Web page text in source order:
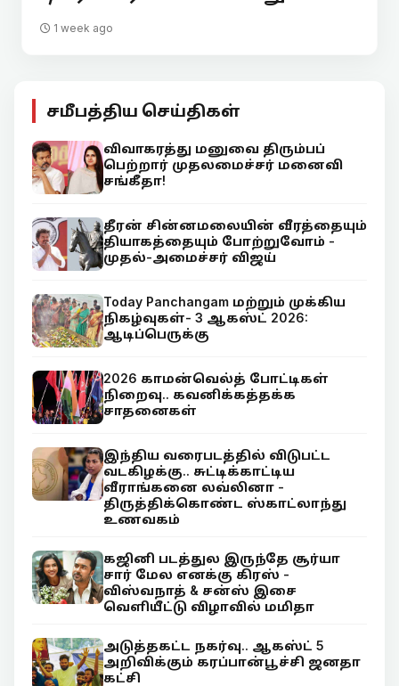
1 week ago
சமீபத்திய செய்திகள்
விவாகரத்து மனுவை திரும்பப்
பெற்றார் முதலமைச்சர் மனைவி
சங்கீதா!
தீரன் சின்னமலையின் வீரத்தையும்
தியாகத்தையும் போற்றுவோம் -
முதல்-அமைச்சர் விஜய்
Today Panchangam மற்றும் முக்கிய
நிகழ்வுகள்- 3 ஆகஸ்ட் 2026:
ஆடிப்பெருக்கு
2026 காமன்வெல்த் போட்டிகள்
நிறைவு.. கவனிக்கத்தக்க
சாதனைகள்
இந்திய வரைபடத்தில் விடுபட்ட
வடகிழக்கு.. சுட்டிக்காட்டிய
வீராங்கனை லவ்லினா -
திருத்திக்கொண்ட ஸ்காட்லாந்து
உணவகம்
கஜினி படத்துல இருந்தே சூர்யா
சார் மேல எனக்கு கிரஸ் -
விஸ்வநாத் & சன்ஸ் இசை
வெளியீட்டு விழாவில் மமிதா
அடுத்தகட்ட நகர்வு.. ஆகஸ்ட் 5
அறிவிக்கும் கரப்பான்பூச்சி ஜனதா
கட்சி